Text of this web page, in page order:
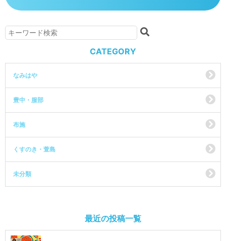
CATEGORY
なみはや
豊中・服部
布施
くすのき・萱島
未分類
最近の投稿一覧